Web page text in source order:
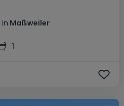
in Maßweiler
1